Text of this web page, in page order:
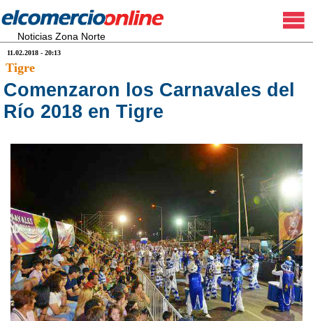
Noticias Zona Norte
11.02.2018 - 20:13
Tigre
Comenzaron los Carnavales del
Río 2018 en Tigre